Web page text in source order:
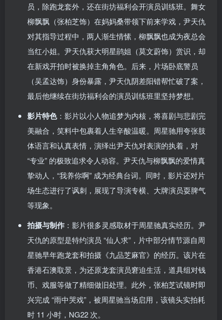
员，除跑龙套外，还在街坊福利会开演员训练班。舞女
柳飘飘（张柏芝饰）在妈妈桑带领下前来学戏，尹天仇
对其指导过程中，两人渐生情愫，柳飘飘也成为夜总会
当红小姐。尹天仇获大明星鹃姐（莫文蔚饰）赏识，却
在新戏开拍时被换掉主角角色。后来，片场卧底警员
（吴孟达饰）身份暴露，尹天仇阴差阳错帮忙破了案，
最后他继续在街坊福利会的演员训练班里坚持梦想。
影片特色：影片以小人物追梦为内核，将喜剧与悲剧完
美融合，笑料中包裹着人生辛酸温暖。周星驰用夸张肢
体语言和认真表情，演绎出尹天仇对表演的执着，对
“专业” 的极致追求令人动容。尹天仇与柳飘飘的爱情真
挚动人，“我养你啊” 成为经典台词。同时，影片还对片
场生态进行了讽刺，展现了导演专横、大牌演员耍脾气
等现象。
拍摄与制作 ：影片很多灵感取材于周星驰真实经历。尹
天仇的原型是特约演员 “仙人求”，片中部分情节源自周
星驰早年跑龙套和拍摄《九品芝麻官》的经历。该片在
香港石澳取景，为还原龙套演员窘迫生活，道具组对钱
币、戏服等做了精细做旧处理。此外，张柏芝试镜时即
兴完成 “雨中哭戏”，被周星驰当场启用，该镜头实拍耗
时 11 小时，NG22 次。